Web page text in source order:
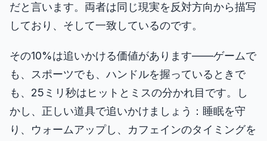
だと言います。両者は同じ現実を反対方向から描写
しており、そして一致しているのです。
その10%は追いかける価値があります――ゲームで
も、スポーツでも、ハンドルを握っているときで
も、25ミリ秒はヒットとミスの分かれ目です。し
かし、正しい道具で追いかけましょう：睡眠を守
り、ウォームアップし、カフェインのタイミングを